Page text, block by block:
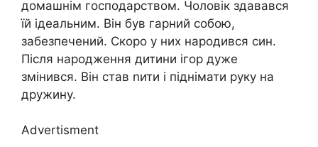
домашнім господарством. Чоловік здавався
їй ідеальним. Він був гарний собою,
забезпечений. Скоро у них народився син.
Після народження дитини ігор дуже
змінився. Він став nити і піднімати руку на
дружину.
Advertisment